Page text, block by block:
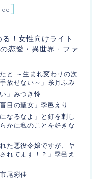
]
る！女性向けライト
恋愛・異世界・ファ
と ～生まれ変わりの次
放せない～」糸月ふみ
」みつき怜
目の聖女」季邑えり
なるなよ」と釘を刺し
かに私のことを好きな
た悪役令嬢ですが、ヤ
れてます！？」季邑え
尾彩佳